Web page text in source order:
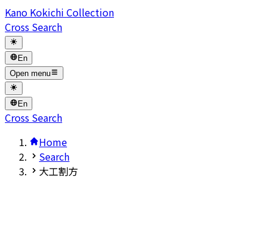
Kano Kokichi Collection
Cross Search
En
Open menu
En
Cross Search
Home
Search
大工割方